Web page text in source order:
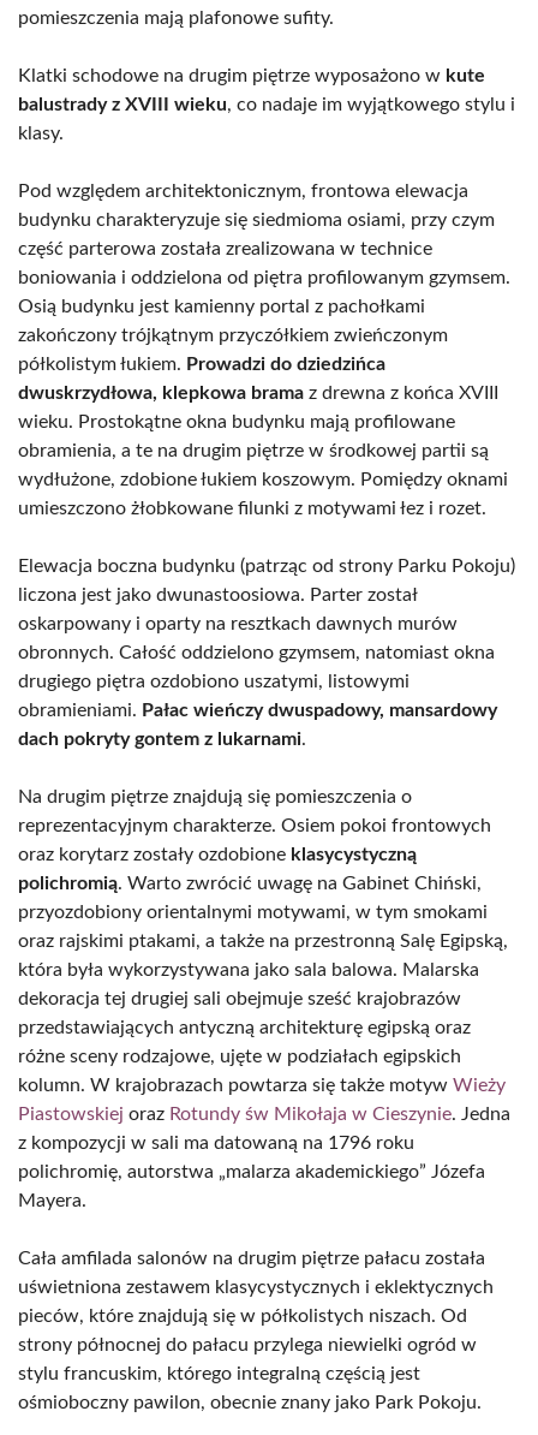
pomieszczenia mają plafonowe sufity.
Klatki schodowe na drugim piętrze wyposażono w kute
balustrady z XVIII wieku, co nadaje im wyjątkowego stylu i
klasy.
Pod względem architektonicznym, frontowa elewacja
budynku charakteryzuje się siedmioma osiami, przy czym
część parterowa została zrealizowana w technice
boniowania i oddzielona od piętra profilowanym gzymsem.
Osią budynku jest kamienny portal z pachołkami
zakończony trójkątnym przyczółkiem zwieńczonym
półkolistym łukiem. Prowadzi do dziedzińca
dwuskrzydłowa, klepkowa brama z drewna z końca XVIII
wieku. Prostokątne okna budynku mają profilowane
obramienia, a te na drugim piętrze w środkowej partii są
wydłużone, zdobione łukiem koszowym. Pomiędzy oknami
umieszczono żłobkowane filunki z motywami łez i rozet.
Elewacja boczna budynku (patrząc od strony Parku Pokoju)
liczona jest jako dwunastoosiowa. Parter został
oskarpowany i oparty na resztkach dawnych murów
obronnych. Całość oddzielono gzymsem, natomiast okna
drugiego piętra ozdobiono uszatymi, listowymi
obramieniami. Pałac wieńczy dwuspadowy, mansardowy
dach pokryty gontem z lukarnami.
Na drugim piętrze znajdują się pomieszczenia o
reprezentacyjnym charakterze. Osiem pokoi frontowych
oraz korytarz zostały ozdobione klasycystyczną
polichromią. Warto zwrócić uwagę na Gabinet Chiński,
przyozdobiony orientalnymi motywami, w tym smokami
oraz rajskimi ptakami, a także na przestronną Salę Egipską,
która była wykorzystywana jako sala balowa. Malarska
dekoracja tej drugiej sali obejmuje sześć krajobrazów
przedstawiających antyczną architekturę egipską oraz
różne sceny rodzajowe, ujęte w podziałach egipskich
kolumn. W krajobrazach powtarza się także motyw Wieży
Piastowskiej oraz Rotundy św Mikołaja w Cieszynie. Jedna
z kompozycji w sali ma datowaną na 1796 roku
polichromię, autorstwa „malarza akademickiego” Józefa
Mayera.
Cała amfilada salonów na drugim piętrze pałacu została
uświetniona zestawem klasycystycznych i eklektycznych
pieców, które znajdują się w półkolistych niszach. Od
strony północnej do pałacu przylega niewielki ogród w
stylu francuskim, którego integralną częścią jest
ośmioboczny pawilon, obecnie znany jako Park Pokoju.